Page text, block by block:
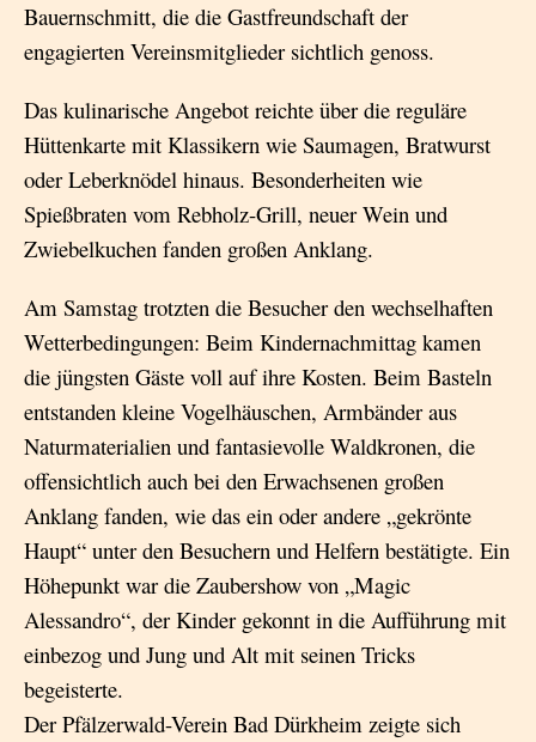
Bauernschmitt, die die Gastfreundschaft der
engagierten Vereinsmitglieder sichtlich genoss.
Das kulinarische Angebot reichte über die reguläre
Hüttenkarte mit Klassikern wie Saumagen, Bratwurst
oder Leberknödel hinaus. Besonderheiten wie
Spießbraten vom Rebholz-Grill, neuer Wein und
Zwiebelkuchen fanden großen Anklang.
Am Samstag trotzten die Besucher den wechselhaften
Wetterbedingungen: Beim Kindernachmittag kamen
die jüngsten Gäste voll auf ihre Kosten. Beim Basteln
entstanden kleine Vogelhäuschen, Armbänder aus
Naturmaterialien und fantasievolle Waldkronen, die
offensichtlich auch bei den Erwachsenen großen
Anklang fanden, wie das ein oder andere „gekrönte
Haupt“ unter den Besuchern und Helfern bestätigte. Ein
Höhepunkt war die Zaubershow von „Magic
Alessandro“, der Kinder gekonnt in die Aufführung mit
einbezog und Jung und Alt mit seinen Tricks
begeisterte.
Der Pfälzerwald-Verein Bad Dürkheim zeigte sich